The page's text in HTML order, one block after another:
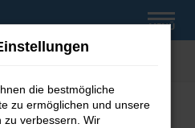
MENÜ
die bestmögliche
zu ermöglichen und unsere
zu verbessern. Wir